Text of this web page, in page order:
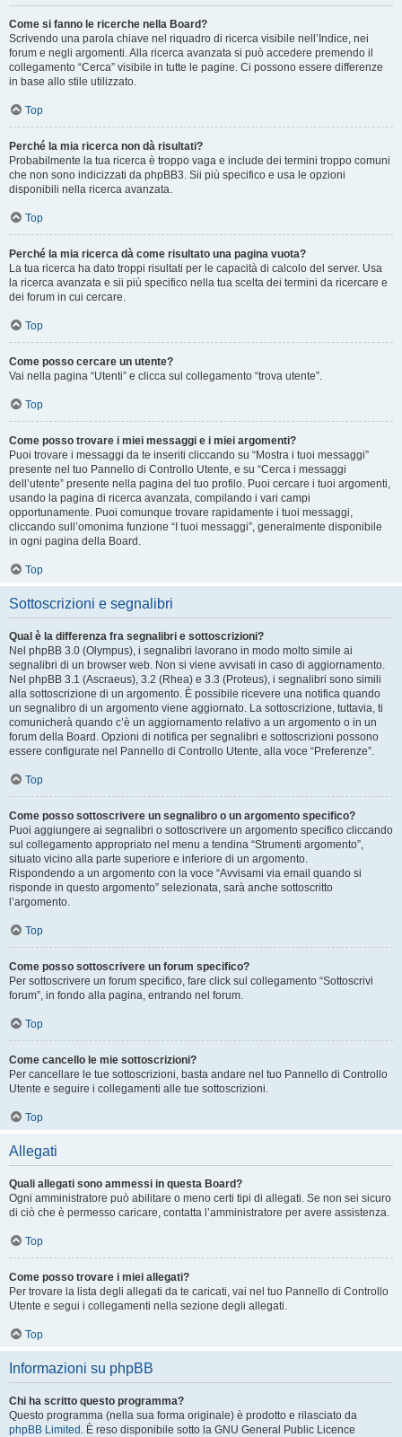
Come si fanno le ricerche nella Board?
Scrivendo una parola chiave nel riquadro di ricerca visibile nell’Indice, nei
forum e negli argomenti. Alla ricerca avanzata si può accedere premendo il
collegamento “Cerca” visibile in tutte le pagine. Ci possono essere differenze
in base allo stile utilizzato.
Top
Perché la mia ricerca non dà risultati?
Probabilmente la tua ricerca è troppo vaga e include dei termini troppo comuni
che non sono indicizzati da phpBB3. Sii più specifico e usa le opzioni
disponibili nella ricerca avanzata.
Top
Perché la mia ricerca dà come risultato una pagina vuota?
La tua ricerca ha dato troppi risultati per le capacità di calcolo del server. Usa
la ricerca avanzata e sii più specifico nella tua scelta dei termini da ricercare e
dei forum in cui cercare.
Top
Come posso cercare un utente?
Vai nella pagina “Utenti” e clicca sul collegamento “trova utente”.
Top
Come posso trovare i miei messaggi e i miei argomenti?
Puoi trovare i messaggi da te inseriti cliccando su “Mostra i tuoi messaggi”
presente nel tuo Pannello di Controllo Utente, e su “Cerca i messaggi
dell’utente” presente nella pagina del tuo profilo. Puoi cercare i tuoi argomenti,
usando la pagina di ricerca avanzata, compilando i vari campi
opportunamente. Puoi comunque trovare rapidamente i tuoi messaggi,
cliccando sull’omonima funzione “I tuoi messaggi”, generalmente disponibile
in ogni pagina della Board.
Top
Sottoscrizioni e segnalibri
Qual è la differenza fra segnalibri e sottoscrizioni?
Nel phpBB 3.0 (Olympus), i segnalibri lavorano in modo molto simile ai
segnalibri di un browser web. Non si viene avvisati in caso di aggiornamento.
Nel phpBB 3.1 (Ascraeus), 3.2 (Rhea) e 3.3 (Proteus), i segnalibri sono simili
alla sottoscrizione di un argomento. È possibile ricevere una notifica quando
un segnalibro di un argomento viene aggiornato. La sottoscrizione, tuttavia, ti
comunicherà quando c’è un aggiornamento relativo a un argomento o in un
forum della Board. Opzioni di notifica per segnalibri e sottoscrizioni possono
essere configurate nel Pannello di Controllo Utente, alla voce “Preferenze”.
Top
Come posso sottoscrivere un segnalibro o un argomento specifico?
Puoi aggiungere ai segnalibri o sottoscrivere un argomento specifico cliccando
sul collegamento appropriato nel menu a tendina “Strumenti argomento”,
situato vicino alla parte superiore e inferiore di un argomento.
Rispondendo a un argomento con la voce “Avvisami via email quando si
risponde in questo argomento” selezionata, sarà anche sottoscritto
l’argomento.
Top
Come posso sottoscrivere un forum specifico?
Per sottoscrivere un forum specifico, fare click sul collegamento “Sottoscrivi
forum”, in fondo alla pagina, entrando nel forum.
Top
Come cancello le mie sottoscrizioni?
Per cancellare le tue sottoscrizioni, basta andare nel tuo Pannello di Controllo
Utente e seguire i collegamenti alle tue sottoscrizioni.
Top
Allegati
Quali allegati sono ammessi in questa Board?
Ogni amministratore può abilitare o meno certi tipi di allegati. Se non sei sicuro
di ciò che è permesso caricare, contatta l’amministratore per avere assistenza.
Top
Come posso trovare i miei allegati?
Per trovare la lista degli allegati da te caricati, vai nel tuo Pannello di Controllo
Utente e segui i collegamenti nella sezione degli allegati.
Top
Informazioni su phpBB
Chi ha scritto questo programma?
Questo programma (nella sua forma originale) è prodotto e rilasciato da
phpBB Limited . È reso disponibile sotto la GNU General Public Licence